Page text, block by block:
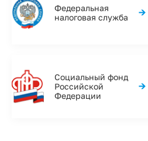
Федеральная
налоговая служба
→
Социальный фонд
Российской
Федерации
→